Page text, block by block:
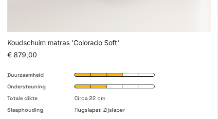
Koudschuim matras 'Colorado Soft'
€ 879,00
Duurzaamheid
Ondersteuning
Totale dikte
Circa 22 cm
Slaaphouding
Rugslaper, Zijslaper